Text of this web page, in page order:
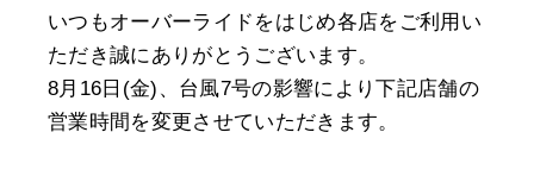
いつもオーバーライドをはじめ各店をご利用い
ただき誠にありがとうございます。
8月16日(金)、台風7号の影響により下記店舗の
営業時間を変更させていただきます。